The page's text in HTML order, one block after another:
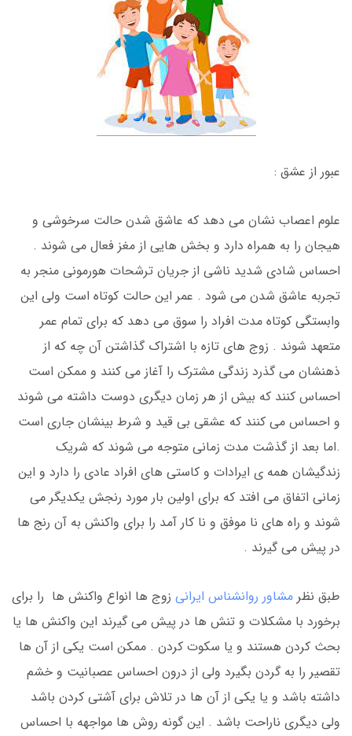
عبور از عشق :
علوم اعصاب نشان می دهد که عاشق شدن حالت سرخوشی و
هیجان را به همراه دارد و بخش هایی از مغز فعال می شوند .
احساس شادی شدید ناشی از جریان ترشحات هورمونی منجر به
تجربه عاشق شدن می شود . عمر این حالت کوتاه است ولی این
وابستگی کوتاه مدت افراد را سوق می دهد که برای تمام عمر
متعهد شوند . زوج های تازه با اشتراک گذاشتن آن چه که از
ذهنشان می گذرد زندگی مشترک را آغاز می کنند و ممکن است
احساس کنند که بیش از هر زمان دیگری دوست داشته می شوند
و احساس می کنند که عشقی بی قید و شرط بینشان جاری است
.اما بعد از گذشت مدت زمانی متوجه می شوند که شریک
زندگیشان همه ی ایرادات و کاستی های افراد عادی را دارد و این
زمانی اتفاق می افتد که برای اولین بار مورد رنجش یکدیگر می
شوند و راه های نا موفق و نا کار آمد را برای واکنش به آن رنج ها
در پیش می گیرند .
طبق نظر مشاور روانشناس ایرانی زوج ها انواع واکنش ها را برای
برخورد با مشکلات و تنش ها در پیش می گیرند این واکنش ها یا
بحث کردن هستند و یا سکوت کردن . ممکن است یکی از آن ها
تقصیر را به گردن بگیرد ولی از درون احساس عصبانیت و خشم
داشته باشد و یا یکی از آن ها در تلاش برای آشتی کردن باشد
ولی دیگری ناراحت باشد . این گونه روش ها مواجهه با احساس